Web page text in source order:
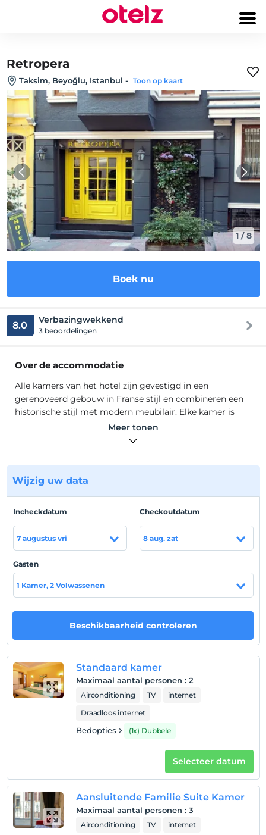
Retropera
Taksim, Beyoğlu, Istanbul - Toon op kaart
1/8
Boek nu
8.0 Verbazingwekkend
3 beoordelingen
Over de accommodatie
Alle kamers van het hotel zijn gevestigd in een
gerenoveerd gebouw in Franse stijl en combineren een
historische stijl met modern meubilair. Elke kamer is
uitgerust met een flatscreen-tv, een kluisje, gratis thee
en koffie, een minibar en een eigen badkamer met gratis
Alle kamers van het hotel zijn gevestigd in een
gerenoveerd gebouw in Franse stijl en combineren een
en koffie, een minibar en een eigen badkamer met gratis
toiletartikelen.
Locatie
Het Retropera Hotel ligt op 20 meter van het
metrostation en het Taksimplein, op slechts 100 meter
van de winkelcentra en de Istiklal-straat, op slechts 1 km
van de congrescentra en op 15 minuten van de wijk
Sultanahmet, de plaats van historische toeristische
Toon op kaart
Hotelvoorwaarden
Voor 12:00
huisdier
Huisdieren niet toegestaan
Meer tonen
Wijzig uw data
Incheckdatum
7 augustus vri
Checkoutdatum
8 aug. zat
Gasten
1 Kamer, 2 Volwassenen
Beschikbaarheid controleren
Standaard kamer
Maximaal aantal personen : 2
Airconditioning TV
internet
Draadloos internet
Bedopties (1x) Dubbele
Selecteer datum
Aansluitende Familie Suite Kamer
Maximaal aantal personen : 3
Airconditioning TV
internet